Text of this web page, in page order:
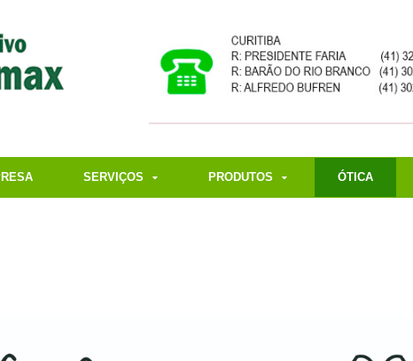
SERVIÇOS PRODUTOS ÓTICA